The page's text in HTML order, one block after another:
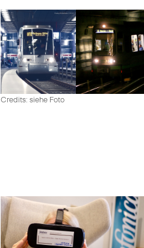
Credits: siehe Foto